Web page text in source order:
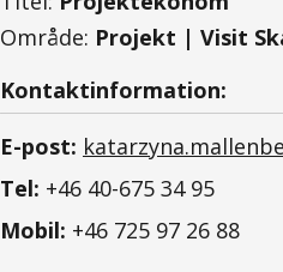
Område: Projekt | Visit
Kontaktinformation:
E-post:
Tel: +46 40-675 34 95
Mobil: +46 725 97 26 88